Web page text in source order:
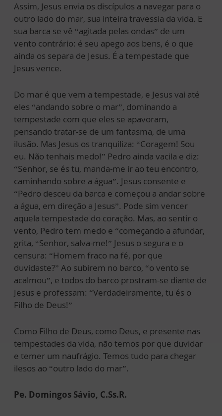
Assim, Jesus envia os discípulos a navegar para o
outro lado do mar, sua inteira travessia da vida. E
sua barca se vê “agitada pelas ondas” de um
vento contrário: é seu apego aos bens, é o que
ainda os separa de Jesus. É a tempestade que
Jesus vence.
Do mar é que vem a tempestade, e Jesus vai até
eles “andando sobre o mar”, dominando a
tempestade com que eles se apavoram,
pensando tratar-se de um fantasma, de uma
ilusão. Mas Jesus os tranquiliza: “Coragem! Sou
eu. Não tenhais medo!” Pedro ainda vacila e diz:
“Senhor, se és tu, manda-me ir ao teu encontro,
caminhando sobre a água”. Jesus consente e
“Pedro desceu da barca e começou a andar sobre
a água, em direção a Jesus”. Pode sim vencer
aquela tempestade do coração. Mas, ao sentir o
vento, Pedro tem medo e “começando a afundar,
grita, “Senhor, salva-me!” Jesus o segura e o
censura: “Homem fraco na fé, por que
duvidaste?” Ao subirem no barco, “o vento se
acalmou”, e todos do barco prostram-se diante de
Jesus e professam: “Verdadeiramente, tu és o
Filho de Deus!”
Como Filho de Deus, como Deus, e presente nas
tempestades da vida, não temos por que duvidar
e temer um naufrágio. Temos tudo para chegar
ilesos ao “outro lado do mar”.
Pe. Domingos Sávio, C.Ss.R.